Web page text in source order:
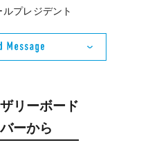
プレジデント
リーボード
ーから